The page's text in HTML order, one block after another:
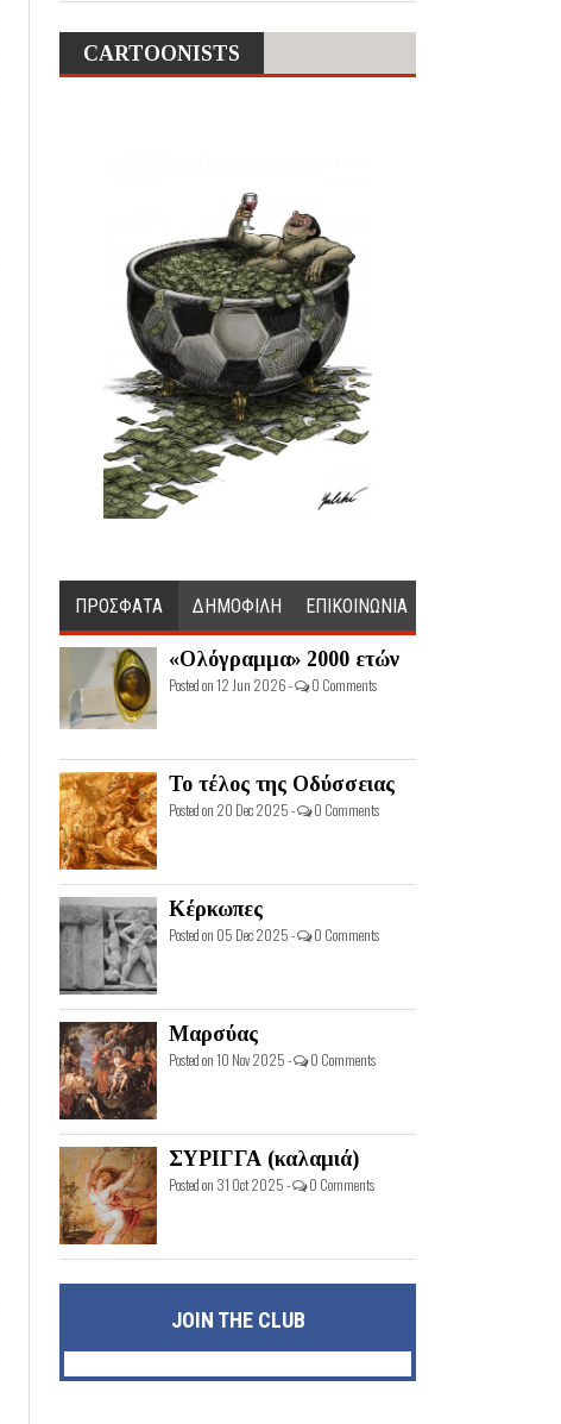
CARTOONISTS
ΠΡΟΣΦΑΤΑ ΔΗΜΟΦΙΛΗ ΕΠΙΚΟΙΝΩΝΙΑ
«Ολόγραμμα» 2000 ετών
Posted on 12 Jun 2026 - 0 Comments
Το τέλος της Οδύσσειας
Posted on 20 Dec 2025 - 0 Comments
Κέρκωπες
Posted on 05 Dec 2025 - 0 Comments
Μαρσύας
Posted on 10 Nov 2025 - 0 Comments
ΣΥΡΙΓΓΑ (καλαμιά)
Posted on 31 Oct 2025 - 0 Comments
JOIN THE CLUB